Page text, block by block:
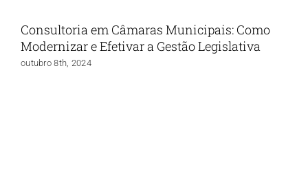
Consultoria em Câmaras Municipais: Como
Modernizar e Efetivar a Gestão Legislativa
outubro 8th, 2024